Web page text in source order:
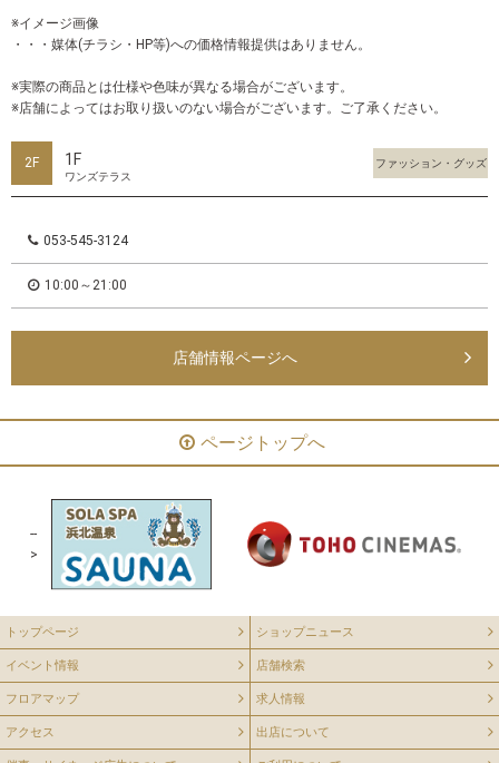
※イメージ画像
・・・媒体(チラシ・HP等)への価格情報提供はありません。
※実際の商品とは仕様や色味が異なる場合がございます。
※店舗によってはお取り扱いのない場合がございます。ご了承ください。
2F 1F
ワンズテラス
ファッション・グッズ
053-545-3124
10:00～21:00
店舗情報ページへ
ページトップへ
--
>
トップページ ショップニュース
イベント情報 店舗検索
フロアマップ 求人情報
アクセス 出店について